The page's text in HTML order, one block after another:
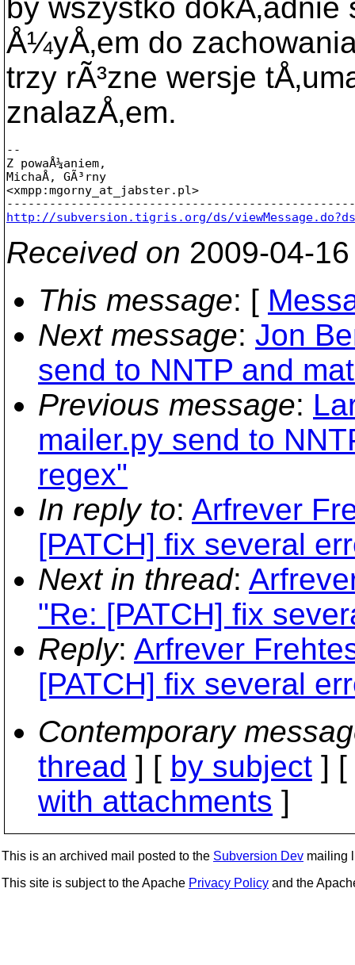
by wszystko
Å¼yÅ‚em do
trzy rÃ³zne wersje
znalazÅ‚em.
--
Z powaÅ¼aniem,
MichaÅ‚ GÃ³rny
<xmpp:mgorny_at_jabster. pl>
http://subversion.tigris.org/ds/
Received on 2009-04-
This message: [
Next message: Jon
send to NNTP and
Previous message:
mailer.py send to
regex"
In reply to: Arfrever
[PATCH] fix several
Next in thread:
"Re: [PATCH] fix
Reply: Arfrever
[PATCH] fix several
Contemporary
thread ] [ by subject ] [
with attachments ]
This is an archived mail posted to the Subversion Dev mailing
This site is subject to the Apache Privacy Policy and the